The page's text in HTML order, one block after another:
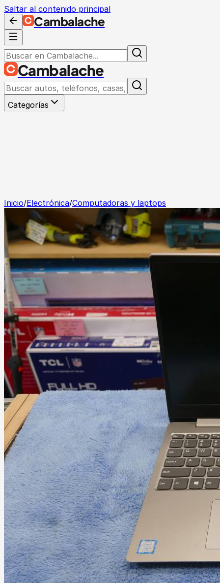
Saltar al contenido principal
Cambalache
Cambalache
Categorías
Inicio/Electrónica/Computadoras y laptops